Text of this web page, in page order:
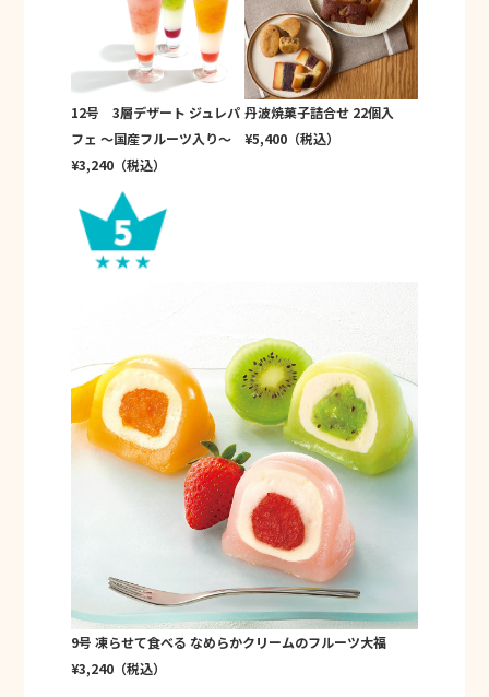
12号 3層デザート ジュレパ
フェ ～国産フルーツ入り～
¥3,240（税込）
丹波焼菓子詰合せ 22個入
¥5,400（税込）
9号 凍らせて食べる なめらかクリームのフルーツ大福
¥3,240（税込）